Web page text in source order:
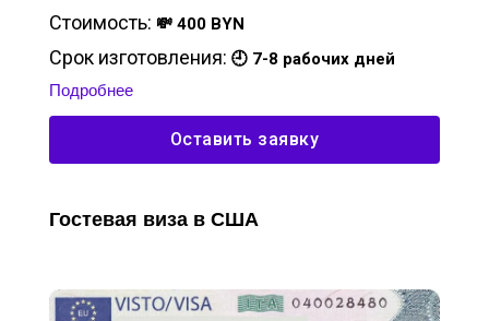
Стоимость: 💸 400 BYN
Срок изготовления: 🕘 7-8 рабочих дней
Подробнее
Оставить заявку
Гостевая виза в США